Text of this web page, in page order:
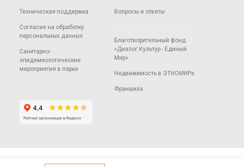
Техническая поддержка
Согласие на обработку
персональных данных
Санитарно-
эпидемиологические
мероприятия в парке
Вопросы и ответы
Благотворительный фонд
«Диалог Культур - Единый
Мир»
Недвижимость в ЭТНОМИРе
Франшиза